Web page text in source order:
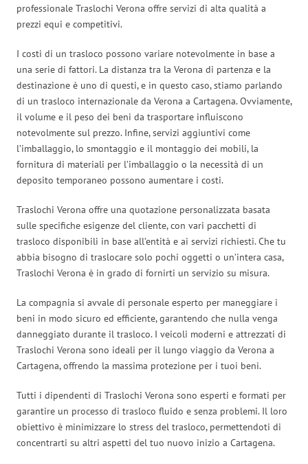
professionale Traslochi Verona offre servizi di alta qualità a
prezzi equi e competitivi.
I costi di un trasloco possono variare notevolmente in base a
una serie di fattori. La distanza tra la Verona di partenza e la
destinazione è uno di questi, e in questo caso, stiamo parlando
di un trasloco internazionale da Verona a Cartagena. Ovviamente,
il volume e il peso dei beni da trasportare influiscono
notevolmente sul prezzo. Infine, servizi aggiuntivi come
l’imballaggio, lo smontaggio e il montaggio dei mobili, la
fornitura di materiali per l’imballaggio o la necessità di un
deposito temporaneo possono aumentare i costi.
Traslochi Verona offre una quotazione personalizzata basata
sulle specifiche esigenze del cliente, con vari pacchetti di
trasloco disponibili in base all’entità e ai servizi richiesti. Che tu
abbia bisogno di traslocare solo pochi oggetti o un’intera casa,
Traslochi Verona è in grado di fornirti un servizio su misura.
La compagnia si avvale di personale esperto per maneggiare i
beni in modo sicuro ed efficiente, garantendo che nulla venga
danneggiato durante il trasloco. I veicoli moderni e attrezzati di
Traslochi Verona sono ideali per il lungo viaggio da Verona a
Cartagena, offrendo la massima protezione per i tuoi beni.
Tutti i dipendenti di Traslochi Verona sono esperti e formati per
garantire un processo di trasloco fluido e senza problemi. Il loro
obiettivo è minimizzare lo stress del trasloco, permettendoti di
concentrarti su altri aspetti del tuo nuovo inizio a Cartagena.